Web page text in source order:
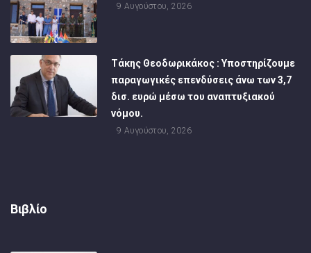
9 Αυγούστου, 2026
Τάκης Θεοδωρικάκος : Υποστηρίζουμε
παραγωγικές επενδύσεις άνω των 3,7
δισ. ευρώ μέσω του αναπτυξιακού
νόμου.
9 Αυγούστου, 2026
Βιβλίο